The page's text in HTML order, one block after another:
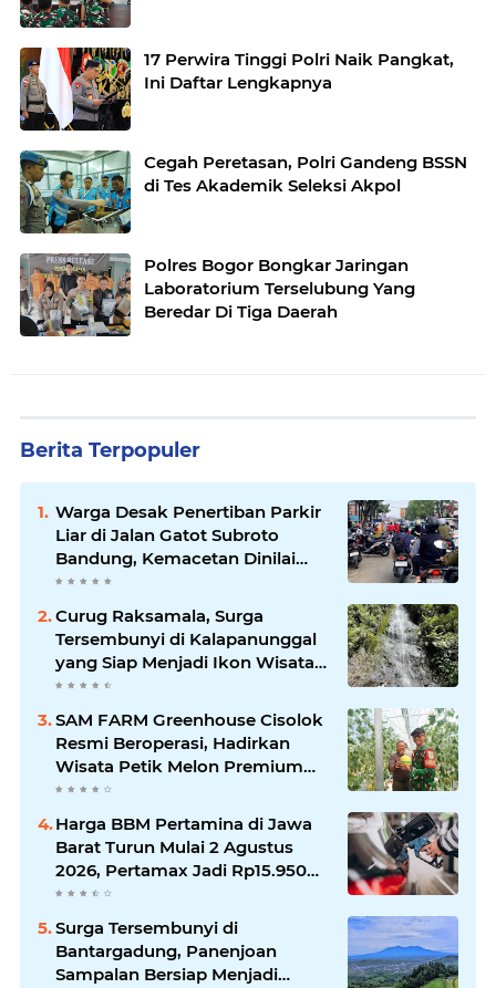
17 Perwira Tinggi Polri Naik Pangkat,
Ini Daftar Lengkapnya
Cegah Peretasan, Polri Gandeng BSSN
di Tes Akademik Seleksi Akpol
Polres Bogor Bongkar Jaringan
Laboratorium Terselubung Yang
Beredar Di Tiga Daerah
Berita Terpopuler
Warga Desak Penertiban Parkir
Liar di Jalan Gatot Subroto
Bandung, Kemacetan Dinilai
Makin Mengkhawatirkan
Curug Raksamala, Surga
Tersembunyi di Kalapanunggal
yang Siap Menjadi Ikon Wisata
Alam Baru Kabupaten
SAM FARM Greenhouse Cisolok
Resmi Beroperasi, Hadirkan
Wisata Petik Melon Premium
dan Edukasi Pertanian Modern
Harga BBM Pertamina di Jawa
Barat Turun Mulai 2 Agustus
2026, Pertamax Jadi Rp15.950
per Liter, Cek Daftar Harga
Surga Tersembunyi di
Bantargadung, Panenjoan
Sampalan Bersiap Menjadi